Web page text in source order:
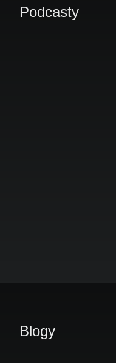
Podcasty
Blogy